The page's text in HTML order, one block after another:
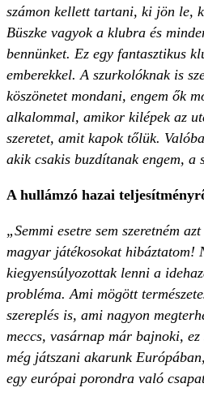
számon kellett tartani, ki jön le,
Büszke vagyok a klubra és
bennünket. Ez egy fantasztikus
emberekkel. A szurkolóknak is
köszönetet mondani, engem ők
alkalommal, amikor kilépek az
szeretet, amit kapok tőlük.
akik csakis buzdítanak engem, a
A hullámzó hazai
„Semmi esetre sem szeretném
magyar játékosokat hibáztatom!
kiegyensúlyozottak lenni a
probléma. Ami mögött
szereplés is, ami nagyon
meccs, vasárnap már bajnoki,
még játszani akarunk
egy európai porondra való